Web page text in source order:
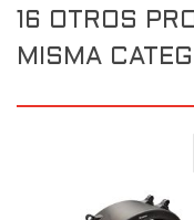
16 OTROS
MISMA